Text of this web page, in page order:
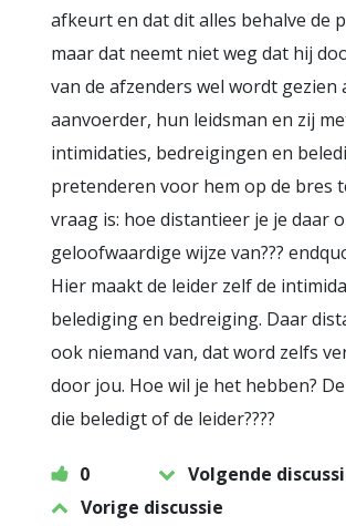
afkeurt en dat dit alles behalve de
maar dat neemt niet weg dat hij
van de afzenders wel wordt gezien
aanvoerder, hun leidsman en zij
intimidaties, bedreigingen en
pretenderen voor hem op de bres
vraag is: hoe distantieer je je daar
geloofwaardige wijze van???
Hier maakt de leider zelf de
belediging en bedreiging. Daar
ook niemand van, dat word zelfs
door jou. Hoe wil je het hebben?
die beledigt of de leider????
0
Volgende
Vorige discussie